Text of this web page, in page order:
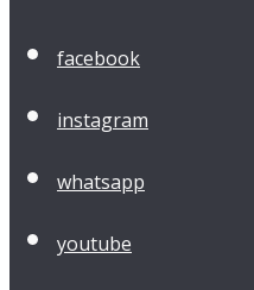
facebook
instagram
whatsapp
youtube